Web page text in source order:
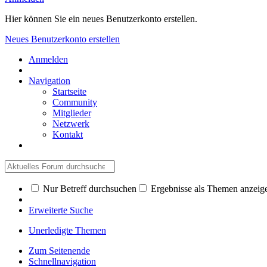
Hier können Sie ein neues Benutzerkonto erstellen.
Neues Benutzerkonto erstellen
Anmelden
Navigation
Startseite
Community
Mitglieder
Netzwerk
Kontakt
Nur Betreff durchsuchen Ergebnisse als Themen
Erweiterte Suche
Unerledigte Themen
Zum Seitenende
Schnellnavigation